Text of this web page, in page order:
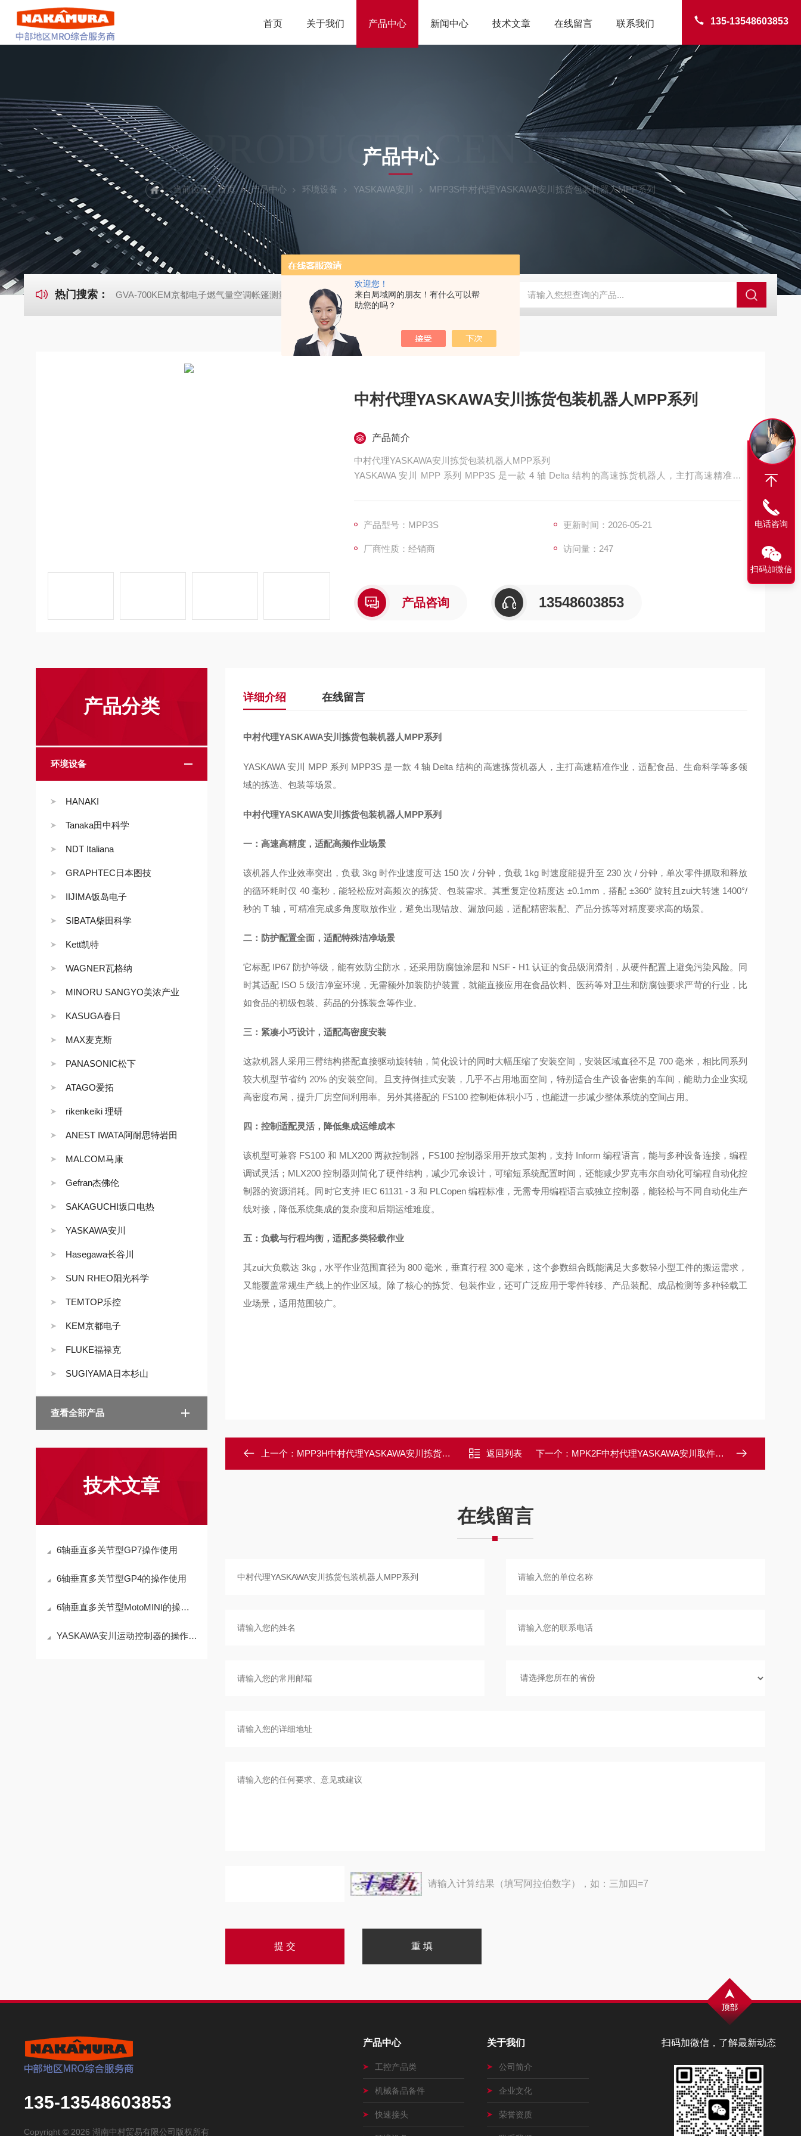
欢迎您！
来自局域网的朋友！有什么可以帮
助您的吗？
135-13548603853
首页 关于我们 产品中心 新闻中心 技术文章 在线留言 联系我们
PRODUCTS CENTER
产品中心
当前位置：首页 产品中心 环境设备 YASKAWA安川 MPP3S中村代理YASKAWA安川拣货包装机器人MPP系列
热门搜索： GVA-700KEM京都电子燃气量空调帐篷测量装置 MD-Win日本：KEM京都电子汞测量和控制软件 GVA-710KEM京都电子燃气量空调帐篷测量仪 E3Z-BOMRON放大器
中村代理YASKAWA安川拣货包装机器人MPP系列
产品简介
中村代理YASKAWA安川拣货包装机器人MPP系列
YASKAWA 安川 MPP 系列 MPP3S 是一款 4 轴 Delta 结构的高速拣货机器人，主打高速精准作
产品型号：MPP3S 更新时间：2026-05-21
厂商性质：经销商 访问量：247
产品咨询 13548603853
产品分类
环境设备
HANAKI
Tanaka田中科学
NDT Italiana
GRAPHTEC日本图技
IIJIMA饭岛电子
SIBATA柴田科学
Kett凯特
WAGNER瓦格纳
MINORU SANGYO美浓产业
KASUGA春日
MAX麦克斯
PANASONIC松下
ATAGO爱拓
rikenkeiki 理研
ANEST IWATA阿耐思特岩田
MALCOM马康
Gefran杰佛伦
SAKAGUCHI坂口电热
YASKAWA安川
Hasegawa长谷川
SUN RHEO阳光科学
TEMTOP乐控
KEM京都电子
FLUKE福禄克
SUGIYAMA日本杉山
查看全部产品
技术文章
6轴垂直多关节型GP7操作使用
6轴垂直多关节型GP4的操作使用
6轴垂直多关节型MotoMINI的操作使用
YASKAWA安川运动控制器的操作使用
详细介绍 在线留言
中村代理YASKAWA安川拣货包装机器人MPP系列
YASKAWA 安川 MPP 系列 MPP3S 是一款 4 轴 Delta 结构的高速拣货机器人，主打高速精准作业，适配食品、生命科学等多领
域的拣选、包装等场景。
中村代理YASKAWA安川拣货包装机器人MPP系列
一：高速高精度，适配高频作业场景
该机器人作业效率突出，负载 3kg 时作业速度可达 150 次 / 分钟，负载 1kg 时速度能提升至 230 次 / 分钟，单次零件抓取和释放
的循环耗时仅 40 毫秒，能轻松应对高频次的拣货、包装需求。其重复定位精度达 ±0.1mm，搭配 ±360° 旋转且zui大转速 1400°/
秒的 T 轴，可精准完成多角度取放作业，避免出现错放、漏放问题，适配精密装配、产品分拣等对精度要求高的场景。
二：防护配置全面，适配特殊洁净场景
它标配 IP67 防护等级，能有效防尘防水，还采用防腐蚀涂层和 NSF - H1 认证的食品级润滑剂，从硬件配置上避免污染风险。同
时其适配 ISO 5 级洁净室环境，无需额外加装防护装置，就能直接应用在食品饮料、医药等对卫生和防腐蚀要求严苛的行业，比
如食品的初级包装、药品的分拣装盒等作业。
三：紧凑小巧设计，适配高密度安装
这款机器人采用三臂结构搭配直接驱动旋转轴，简化设计的同时大幅压缩了安装空间，安装区域直径不足 700 毫米，相比同系列
较大机型节省约 20% 的安装空间。且支持倒挂式安装，几乎不占用地面空间，特别适合生产设备密集的车间，能助力企业实现
高密度布局，提升厂房空间利用率。另外其搭配的 FS100 控制柜体积小巧，也能进一步减少整体系统的空间占用。
四：控制适配灵活，降低集成运维成本
该机型可兼容 FS100 和 MLX200 两款控制器，FS100 控制器采用开放式架构，支持 Inform 编程语言，能与多种设备连接，编程
调试灵活；MLX200 控制器则简化了硬件结构，减少冗余设计，可缩短系统配置时间，还能减少罗克韦尔自动化可编程自动化控
制器的资源消耗。同时它支持 IEC 61131 - 3 和 PLCopen 编程标准，无需专用编程语言或独立控制器，能轻松与不同自动化生产
线对接，降低系统集成的复杂度和后期运维难度。
五：负载与行程均衡，适配多类轻载作业
其zui大负载达 3kg，水平作业范围直径为 800 毫米，垂直行程 300 毫米，这个参数组合既能满足大多数轻小型工件的搬运需求，
又能覆盖常规生产线上的作业区域。除了核心的拣货、包装作业，还可广泛应用于零件转移、产品装配、成品检测等多种轻载工
业场景，适用范围较广。
上一个： MPP3H中村代理YASKAWA安川拣货包装机器人MPP系列 返回列表 下一个： MPK2F中村代理YASKAWA安川取件包装机器人MPK系列
在线留言
请输入计算结果（填写阿拉伯数字），如：三加四=7
扫码加微信，了解最新动态
135-13548603853
Copyright © 2026 湖南中村贸易有限公司版权所有
产品中心
工控产品类
机械备品备件
快速接头
关于我们
公司简介
企业文化
荣誉资质
电话咨询
扫码加微信